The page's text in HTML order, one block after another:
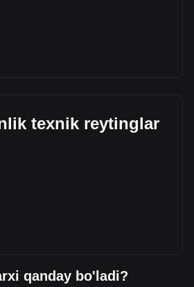
texnik reytinglar
qanday bo'ladi?